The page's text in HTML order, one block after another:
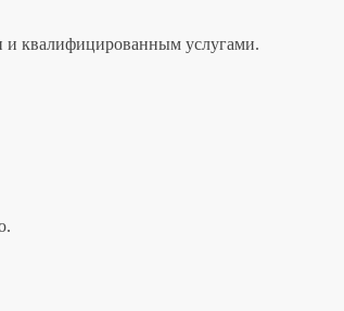
и квалифицированным услугами.